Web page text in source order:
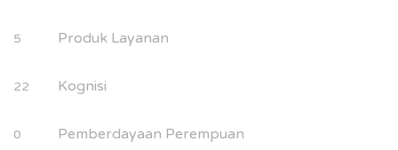
5 Produk Layanan
22 Kognisi
0 Pemberdayaan Perempuan